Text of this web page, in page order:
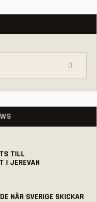
TILL
I JEREVAN
NÄR SVERIGE SKICKAR